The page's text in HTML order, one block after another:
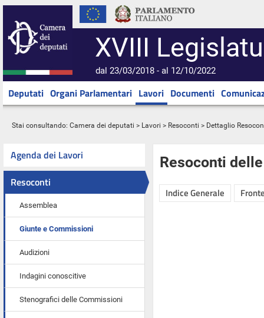
XVIII
dal 23/03/2018 - al 12/10/2022
Deputati Organi Parlamentari Lavori Documenti
Stai consultando: Camera dei deputati > Lavori > Resoconti > Dettaglio
Agenda dei Lavori
Resoconti
Assemblea
Giunte e Commissioni
Audizioni
Indagini conoscitive
Stenografici delle Commissioni
Resoconti
Indice Generale